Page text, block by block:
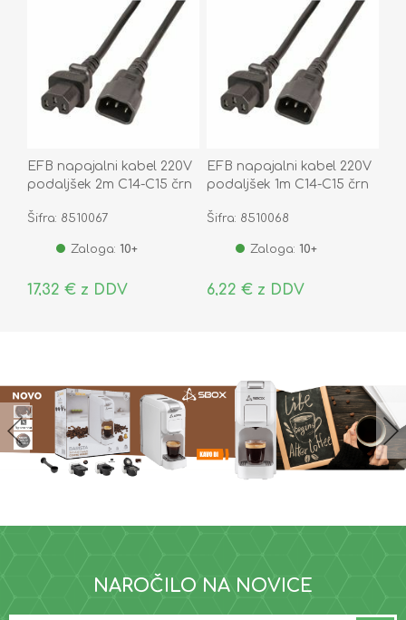
EFB napajalni kabel 220V
podaljšek 2m C14-C15 črn
Šifra: 8510067
Zaloga: 10+
17,32 € z DDV
EFB napajalni kabel 220V
podaljšek 1m C14-C15 črn
Šifra: 8510068
Zaloga: 10+
6,22 € z DDV
NAROČILO NA NOVICE